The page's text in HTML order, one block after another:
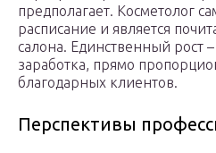
предполагает. Косметолог
расписание и является
салона. Единственный рост
заработка, прямо
благодарных клиентов.
Перспективы